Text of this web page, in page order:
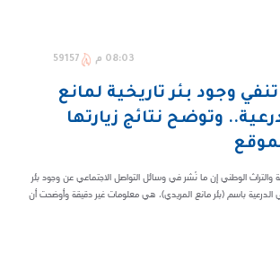
08:03 م 59157
وجود بئر تاريخية لمانع
وتوضح نتائج زيارتها
والتراث الوطني إن ما نُشر في وسائل التواصل الاجتماعي عن وجود بئر
الدرعية باسم (بئر مانع المريدي)، هي معلومات غير دقيقة وأوضحت أن